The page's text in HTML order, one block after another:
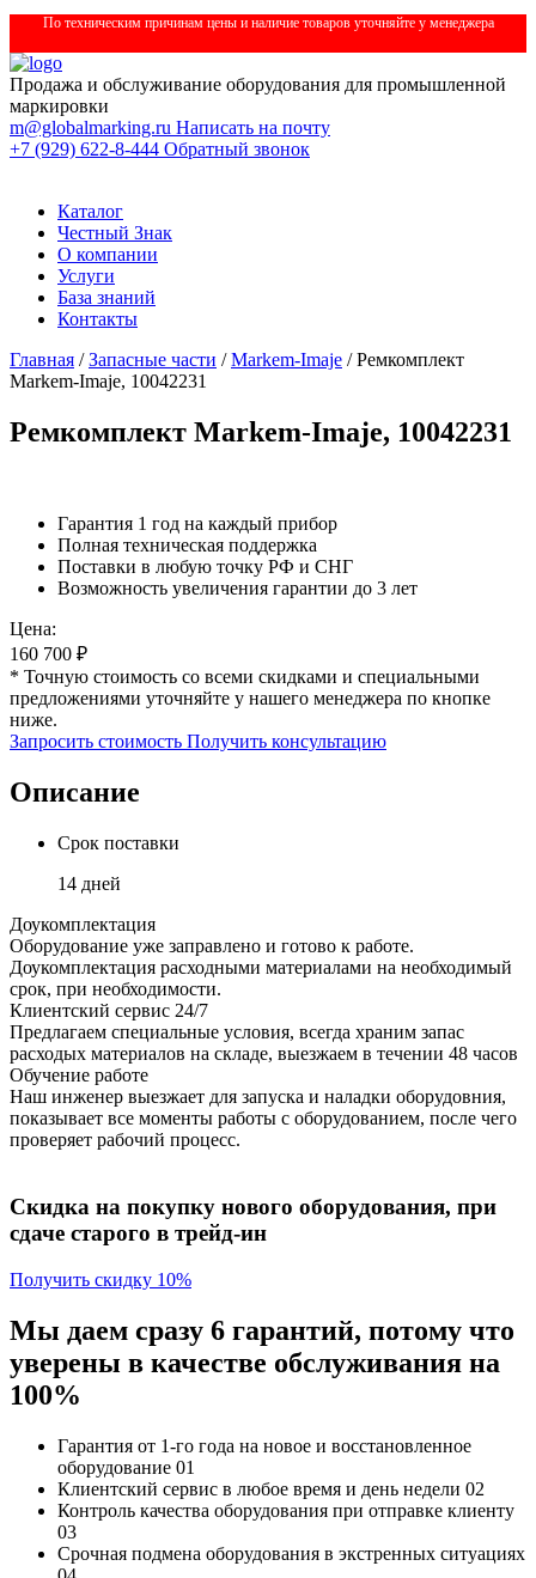
По техническим причинам цены и наличие товаров уточняйте у менеджера
Продажа и обслуживание оборудования для промышленной
маркировки
m@globalmarking.ru Написать на почту
+7 (929) 622-8-444 Обратный звонок
Каталог
Честный Знак
О компании
Услуги
База знаний
Контакты
Главная /Запасные части /Markem-Imaje / Ремкомплект
Markem-Imaje, 10042231
Ремкомплект Markem-Imaje, 10042231
Гарантия 1 год на каждый прибор
Полная техническая поддержка
Поставки в любую точку РФ и СНГ
Возможность увеличения гарантии до 3 лет
Цена:
160 700 ₽
* Точную стоимость со всеми скидками и специальными
предложениями уточняйте у нашего менеджера по кнопке
ниже.
Запросить стоимость Получить консультацию
Описание
Срок поставки
14 дней
Доукомплектация
Оборудование уже заправлено и готово к работе.
Доукомплектация расходными материалами на необходимый
срок, при необходимости.
Клиентский сервис 24/7
Предлагаем специальные условия, всегда храним запас
расходых материалов на складе, выезжаем в течении 48 часов
Обучение работе
Наш инженер выезжает для запуска и наладки оборудовния,
показывает все моменты работы с оборудованием, после чего
проверяет рабочий процесс.
Скидка на покупку нового оборудования, при
сдаче старого в трейд-ин
Получить скидку 10%
Мы даем сразу 6 гарантий, потому что
уверены в качестве обслуживания на
100%
Гарантия от 1-го года на новое и восстановленное
оборудование 01
Клиентский сервис в любое время и день недели 02
Контроль качества оборудования при отправке клиенту
03
Срочная подмена оборудования в экстренных ситуациях